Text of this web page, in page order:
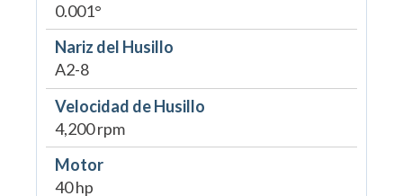
0.001°
Nariz del Husillo
A2-8
Velocidad de Husillo
4,200 rpm
Motor
40 hp